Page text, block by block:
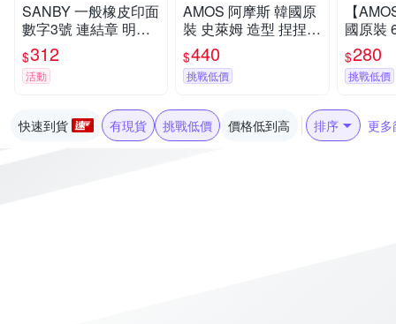
SANBY 一般橡皮印面
數字3號 連結章 明朝
體 /組 EN-S3
$312
活動
AMOS 阿摩斯 韓國原
裝 史萊姆 造型 捏捏球
三角藍 / 組 IS120P2-
BL
$440
挑戰低價
【
國原裝 6色 聖誕 主題
吊飾
$280
挑戰低價
快速到貨 有現貨 挑戰低價 價格低到高 排序 更多